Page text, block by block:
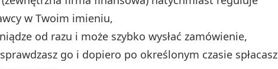
w Twoim imieniu,
od razu i może szybko wysłać zamówienie,
go i dopiero po określonym czasie spłacasz